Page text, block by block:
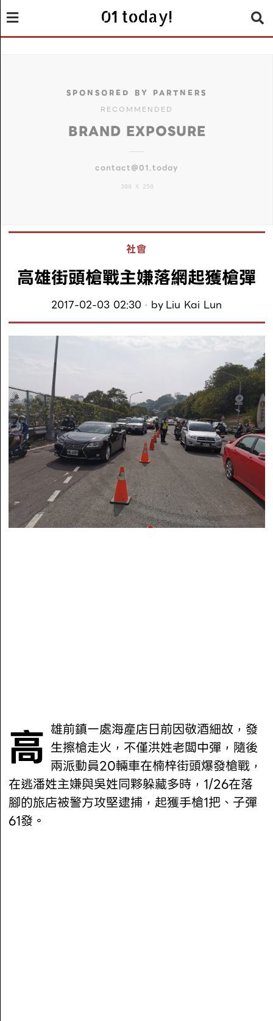
01 today!
SPONSORED BY PARTNERS
RECOMMENDED
BRAND EXPOSURE
contact@01.today
300 X 250
社會
高雄街頭槍戰主嫌落網起獲槍彈
2017-02-03 02:30 by Liu Kai Lun
高雄前鎮一處海產店日前因敬酒細故，發 生擦槍走火，不僅洪姓老闆中彈，隨後
兩派動員20輛車在楠梓街頭爆發槍戰，
在逃潘姓主嫌與吳姓同夥躲藏多時，1/26在落
腳的旅店被警方攻堅逮捕，起獲手槍1把、子彈
61發。